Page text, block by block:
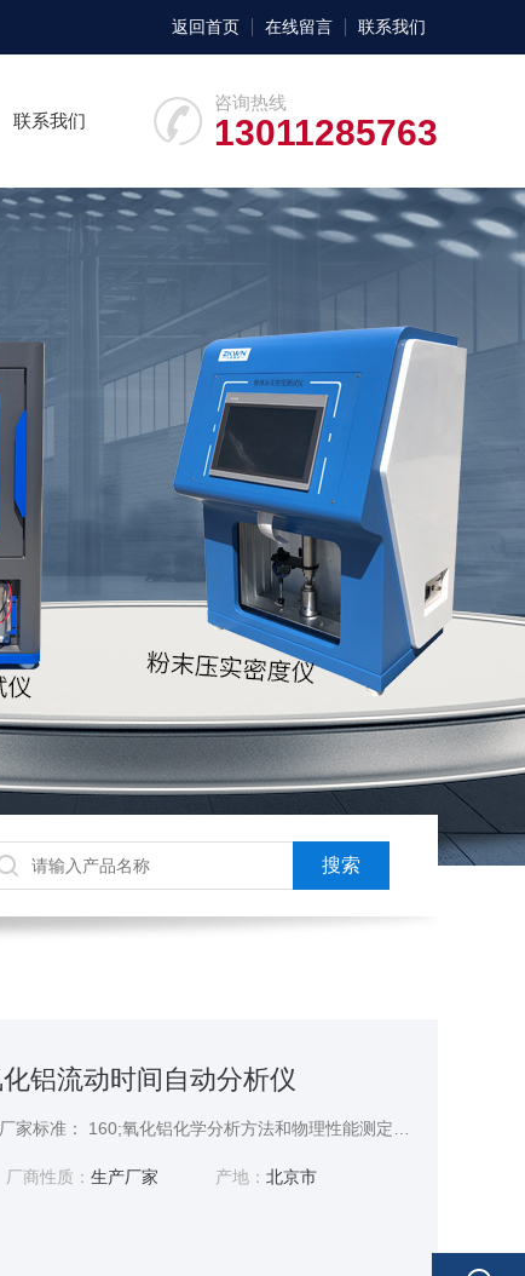
返回首页 在线留言 联系我们
咨询热线
13011285763
联系我们
铝流动时间自动分析仪
厂商性质： 生产厂家 产地：北京市